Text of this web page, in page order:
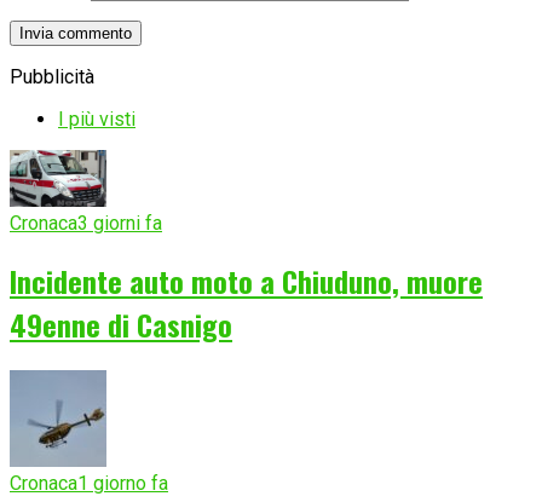
Pubblicità
I più visti
Cronaca3 giorni fa
Incidente auto moto a Chiuduno, muore
49enne di Casnigo
Cronaca1 giorno fa